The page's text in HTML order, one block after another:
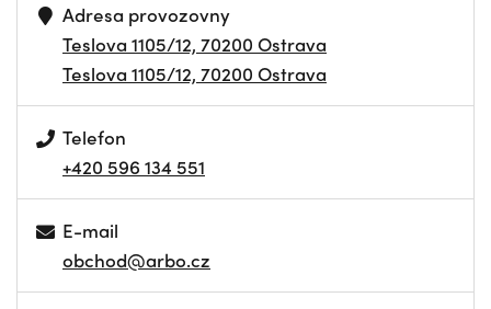
Adresa provozovny
Teslova 1105/12, 70200 Ostrava
Teslova 1105/12, 70200 Ostrava
Telefon
+420 596 134 551
E-mail
obchod@arbo.cz